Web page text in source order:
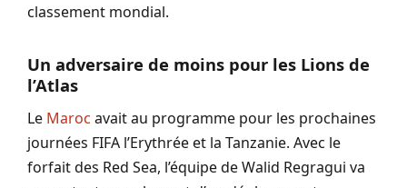
classement mondial.
Un adversaire de moins pour les Lions de
l’Atlas
Le Maroc avait au programme pour les prochaines
journées FIFA l’Erythrée et la Tanzanie. Avec le
forfait des Red Sea, l’équipe de Walid Regragui va